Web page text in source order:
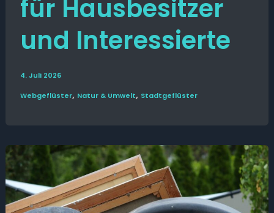
für Hausbesitzer
und Interessierte
4. Juli 2026
Web­­geflüster, Natur & Umwelt, Stadt­geflüster